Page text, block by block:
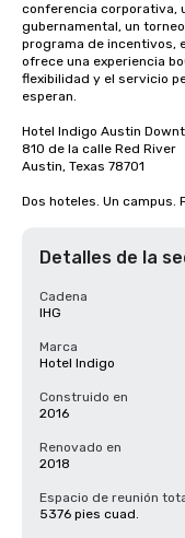
conferencia corporativa,
gubernamental, un
programa de incentivos,
ofrece una experiencia
flexibilidad y el servicio
esperan.
Hotel Indigo Austin
810 de la calle Red River
Austin, Texas 78701
Dos hoteles. Un campus.
Detalles de la
Cadena
IHG
Marca
Hotel Indigo
Construido en
2016
Renovado en
2018
Espacio de reunión
5376 pies cuad.